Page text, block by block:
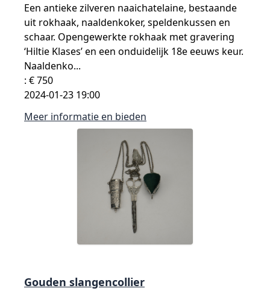
Een antieke zilveren naaichatelaine, bestaande
uit rokhaak, naaldenkoker, speldenkussen en
schaar. Opengewerkte rokhaak met gravering
‘Hiltie Klases’ en een onduidelijk 18e eeuws keur.
Naaldenko...
: € 750
2024-01-23 19:00
Meer informatie en bieden
Gouden slangencollier